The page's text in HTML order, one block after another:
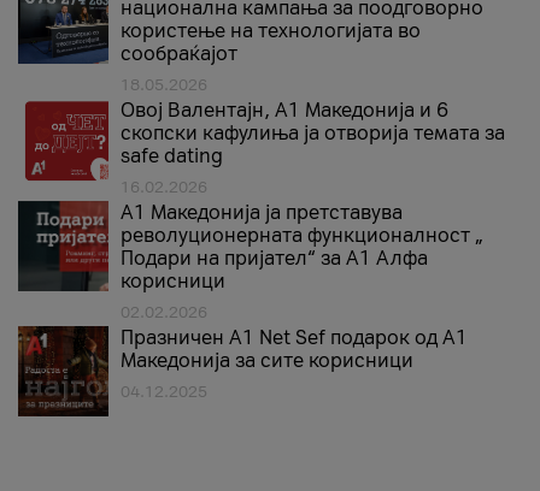
национална кампања за поодговорно
користење на технологијата во
сообраќајот
18.05.2026
Овој Валентајн, A1 Македонија и 6
скопски кафулиња ја отворија темата за
safe dating
16.02.2026
А1 Македонија ја претставува
револуционерната функционалност „
Подари на пријател“ за А1 Алфа
корисници
02.02.2026
Празничен A1 Net Sеf подарок од А1
Македонија за сите корисници
04.12.2025